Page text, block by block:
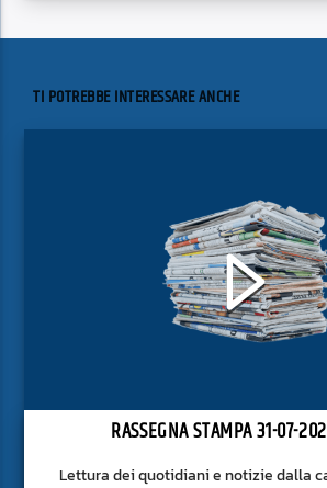
TI POTREBBE INTERESSARE ANCHE
RASSEGNA STAMPA 31-07-
Lettura dei quotidiani e notizie dalla